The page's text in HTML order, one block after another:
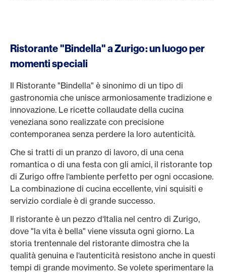
Ristorante "Bindella" a Zurigo: un luogo per
momenti speciali
Il Ristorante "Bindella" è sinonimo di un tipo di
gastronomia che unisce armoniosamente tradizione e
innovazione. Le ricette collaudate della cucina
veneziana sono realizzate con precisione
contemporanea senza perdere la loro autenticità.
Che si tratti di un pranzo di lavoro, di una cena
romantica o di una festa con gli amici, il ristorante top
di Zurigo offre l‘ambiente perfetto per ogni occasione.
La combinazione di cucina eccellente, vini squisiti e
servizio cordiale è di grande successo.
Il ristorante è un pezzo d‘Italia nel centro di Zurigo,
dove "la vita è bella" viene vissuta ogni giorno. La
storia trentennale del ristorante dimostra che la
qualità genuina e l‘autenticità resistono anche in questi
tempi di grande movimento. Se volete sperimentare la